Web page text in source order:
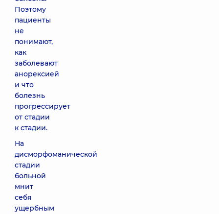
Поэтому
пациенты
не
понимают,
как
заболевают
анорексией
и что
болезнь
прогрессирует
от стадии
к стадии.
На
дисморфоманической
стадии
больной
мнит
себя
ущербным